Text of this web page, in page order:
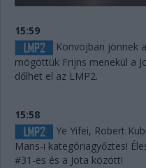
15:59
Konvojban jönnek
mögöttük Frijns menekül a
dőlhet el az LMP2.
15:58
Ye Yifei, Robert
Mans-i kategóriagyőztes!
#31-es és a Jota között!